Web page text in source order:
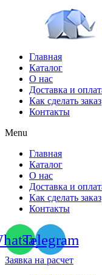
содержимому
Главная
Каталог
О нас
Доставка и
Как сделать заказ
Контакты
Menu
Главная
Каталог
О нас
Доставка и
Как сделать заказ
Контакты
Telegram
Заявка на расчет